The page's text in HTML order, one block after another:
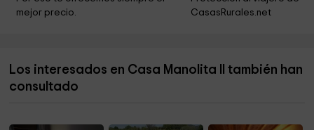
3,3 km
Parròquia Sant Abdó i Sant Senén
mejor precio.
CasasRurales.net
Los interesados en Casa Manolita II también han
consultado